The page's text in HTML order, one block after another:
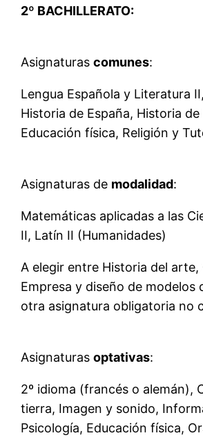
2º BACHILLERATO:
Asignaturascomunes:
Lengua Española y Literatura
Historia de España, Historia
Educación física, Religión y
Asignaturas de modalidad:
Matemáticas aplicadas a las
II, Latín II (Humanidades)
A elegir entre Historia del arte,
Empresa y diseño de modelos
otra asignatura obligatoria no
Asignaturasoptativas:
2º idioma (francés o alemán),
tierra, Imagen y sonido,
Psicología, Educación física,